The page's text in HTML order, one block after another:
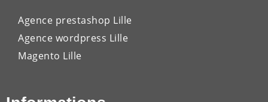
Agence prestashop Lille
Agence wordpress Lille
Magento Lille